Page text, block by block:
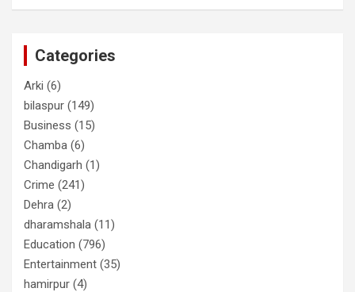
Categories
Arki (6)
bilaspur (149)
Business (15)
Chamba (6)
Chandigarh (1)
Crime (241)
Dehra (2)
dharamshala (11)
Education (796)
Entertainment (35)
hamirpur (4)